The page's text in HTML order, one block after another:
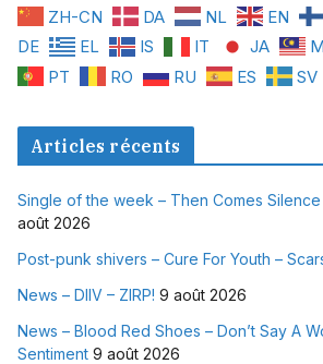
ZH-CN DA NL EN
DE
EL IS IT JA
PT
RO RU ES SV
Articles récents
Single of the week – Then Comes
août 2026
Post-punk shivers – Cure For Youth –
News – DIIV – ZIRP! 9 août 2026
News – Blood Red Shoes – Don’t Say A
Sentiment 9 août 2026